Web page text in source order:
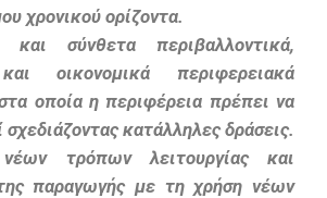
χρονικού ορίζοντα.
σύνθετα περιβαλλοντικά,
οικονομικά περιφερειακά
οποία η περιφέρεια πρέπει να
σχεδιάζοντας κατάλληλες δράσεις.
τρόπων λειτουργίας και
της παραγωγής με τη χρήση νέων